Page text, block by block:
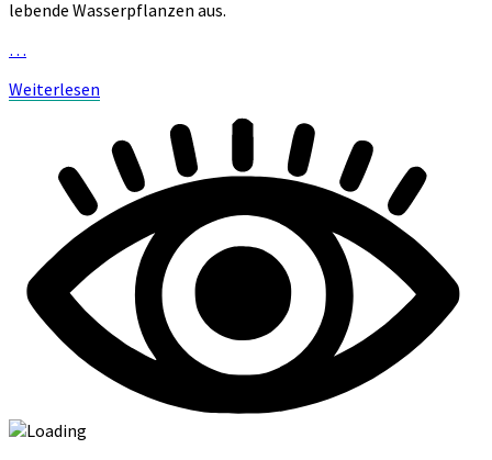
lebende Wasserpflanzen aus.
…
Weiterlesen